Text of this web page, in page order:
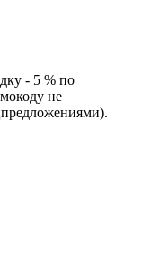
- 5 % по
не